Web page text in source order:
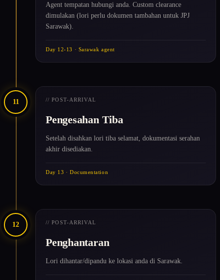
Agent tempatan hubungi anda. Custom clearance
dimulakan (lori perlu dokumen tambahan untuk JPJ
Sarawak).
Day 12-13 · Sarawak agent
11 // POST-ARRIVAL
Pengesahan Tiba
Setelah disahkan lori tiba selamat, dokumentasi serahan
akhir disediakan.
Day 13 · Documentation
12 // POST-ARRIVAL
Penghantaran
Lori dihantar/dipandu ke lokasi anda di Sarawak.